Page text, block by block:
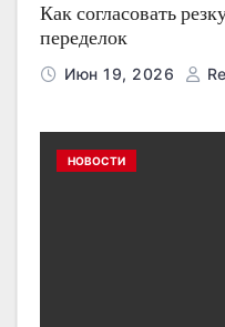
Как согласовать
переделок
Июн 19, 2026
НОВОСТИ